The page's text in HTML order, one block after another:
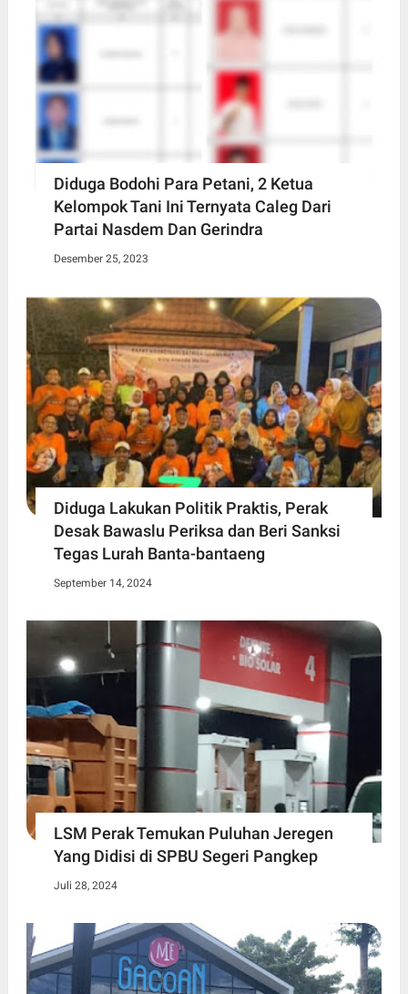
Diduga Bodohi Para Petani, 2 Ketua
Kelompok Tani Ini Ternyata Caleg Dari
Partai Nasdem Dan Gerindra
Desember 25, 2023
Diduga Lakukan Politik Praktis, Perak
Desak Bawaslu Periksa dan Beri Sanksi
Tegas Lurah Banta-bantaeng
September 14, 2024
LSM Perak Temukan Puluhan Jeregen
Yang Didisi di SPBU Segeri Pangkep
Juli 28, 2024